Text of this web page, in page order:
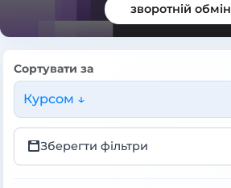
зворотній обмін
Сортувати за
Курсом ↓
Зберегти фільтри